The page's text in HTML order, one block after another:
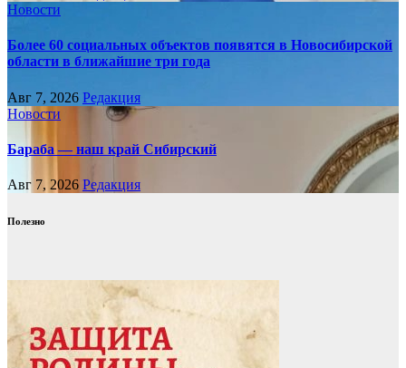
Новости
Более 60 социальных объектов появятся в Новосибирской
области в ближайшие три года
Авг 7, 2026 Редакция
Новости
Бараба — наш край Сибирский
Авг 7, 2026 Редакция
Полезно